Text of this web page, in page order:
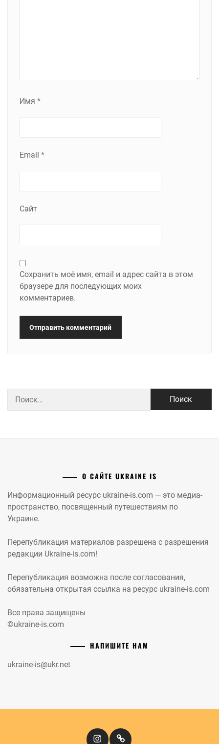
Имя *
Email *
Сайт
Сохранить моё имя, email и адрес сайта в этом
браузере для последующих моих
комментариев.
О САЙТЕ UKRAINE IS
Информационный ресурс ukraine-is.com — это медиа-
пространство, посвященный путешествиям по
Украине.
Перепубликация материалов разрешена с разрешения
редакции Ukraine-is.com!
Перепубликация возможна после согласования,
обязательна открытая ссылка на ресурс ukraine-is.com
Все права защищены
©ukraine-is.com
НАПИШИТЕ НАМ
ukraine-is@ukr.net
InstagramКіномандри